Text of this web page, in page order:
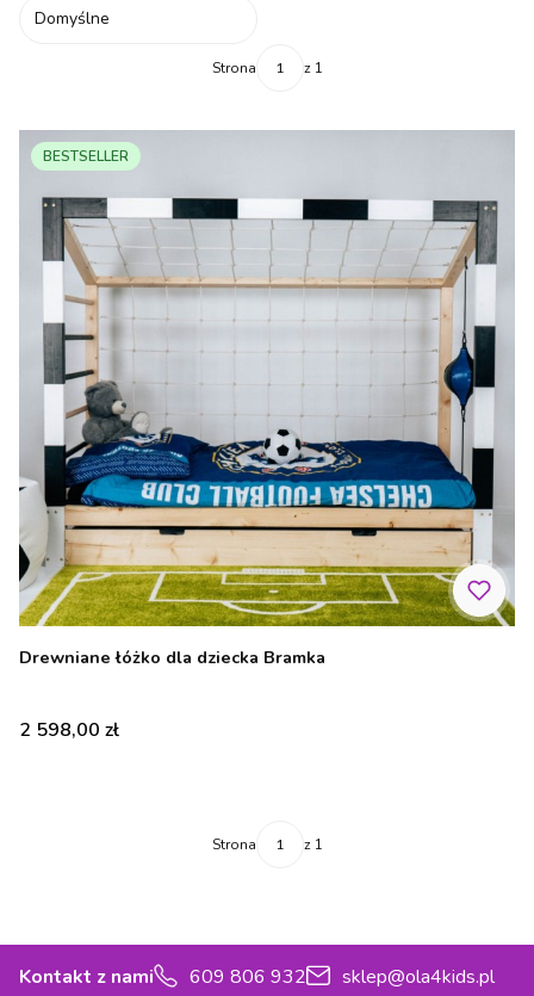
Domyślne
Strona z 1
BESTSELLER
Drewniane łóżko dla dziecka Bramka
Cena
2 598,00 zł
Strona z 1
Kontakt z nami 609 806 932
sklep@ola4kids.pl